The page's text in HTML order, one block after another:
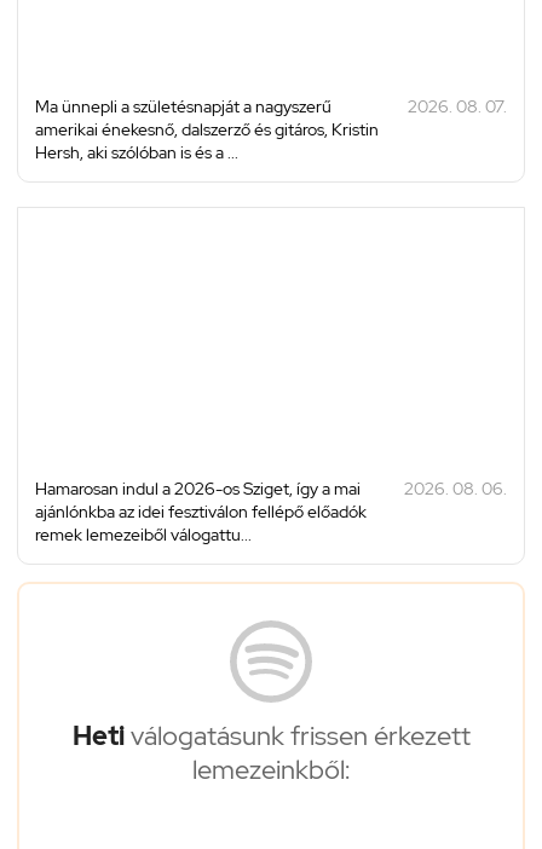
Ma ünnepli a születésnapját a nagyszerű
amerikai énekesnő, dalszerző és gitáros, Kristin
Hersh, aki szólóban is és a ...
2026. 08. 07.
Hamarosan indul a 2026-os Sziget, így a mai
ajánlónkba az idei fesztiválon fellépő előadók
remek lemezeiből válogattu...
2026. 08. 06.
Hetiválogatásunk frissen érkezett
lemezeinkből: